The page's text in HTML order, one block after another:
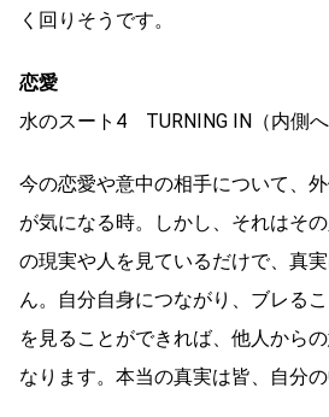
く回りそうです。
恋愛
水のスート4 TURNING IN（内側へ
今の恋愛や意中の相手について、
が気になる時。しかし、それはそ
の現実や人を見ているだけで、真
ん。自分自身につながり、ブレる
を見ることができれば、他人から
なります。本当の真実は皆、自分